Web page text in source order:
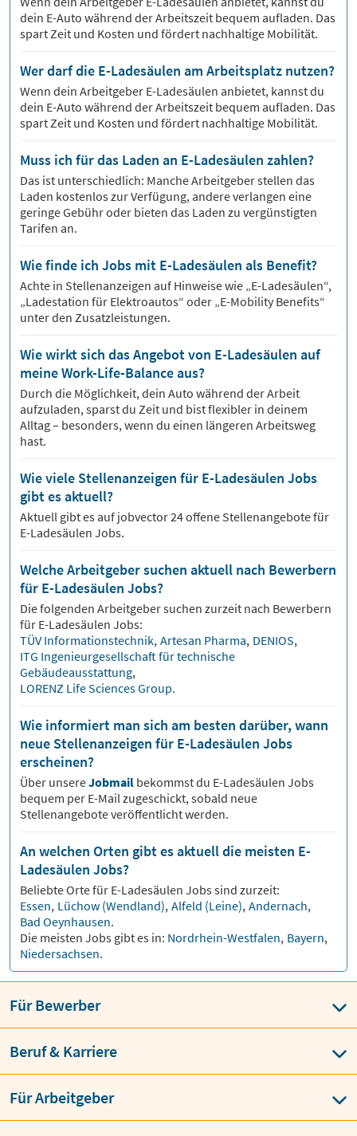
dein E-Auto während der Arbeitszeit bequem aufladen. Das
spart Zeit und Kosten und fördert nachhaltige Mobilität.
Wer darf die E-Ladesäulen am Arbeitsplatz nutzen?
Wenn dein Arbeitgeber E-Ladesäulen anbietet, kannst du
dein E-Auto während der Arbeitszeit bequem aufladen. Das
spart Zeit und Kosten und fördert nachhaltige Mobilität.
Muss ich für das Laden an E-Ladesäulen zahlen?
Das ist unterschiedlich: Manche Arbeitgeber stellen das
Laden kostenlos zur Verfügung, andere verlangen eine
geringe Gebühr oder bieten das Laden zu vergünstigten
Tarifen an.
Wie finde ich Jobs mit E-Ladesäulen als Benefit?
Achte in Stellenanzeigen auf Hinweise wie „E-Ladesäulen“,
„Ladestation für Elektroautos“ oder „E-Mobility Benefits“
unter den Zusatzleistungen.
Wie wirkt sich das Angebot von E-Ladesäulen auf
meine Work-Life-Balance aus?
Durch die Möglichkeit, dein Auto während der Arbeit
aufzuladen, sparst du Zeit und bist flexibler in deinem
Alltag – besonders, wenn du einen längeren Arbeitsweg
hast.
Wie viele Stellenanzeigen für E-Ladesäulen Jobs
gibt es aktuell?
Aktuell gibt es auf jobvector24offene Stellenangebote für
E-Ladesäulen Jobs.
Welche Arbeitgeber suchen aktuell nach Bewerbern
für E-Ladesäulen Jobs?
Die folgenden Arbeitgeber suchen zurzeit nach Bewerbern
für E-Ladesäulen Jobs:
TÜV Informationstechnik, Artesan Pharma, DENIOS,
ITG Ingenieurgesellschaft für technische
Gebäudeausstattung,
LORENZ Life Sciences Group.
Wie informiert man sich am besten darüber, wann
neue Stellenanzeigen für E-Ladesäulen Jobs
erscheinen?
Über unsereJobmail bekommst du E-Ladesäulen Jobs
bequem per E-Mail zugeschickt, sobald neue
Stellenangebote veröffentlicht werden.
An welchen Orten gibt es aktuell die meisten E-
Ladesäulen Jobs?
Beliebte Orte für E-Ladesäulen Jobs sind zurzeit:
Essen, Lüchow (Wendland), Alfeld (Leine), Andernach,
Bad Oeynhausen.
Die meisten Jobs gibt es in: Nordrhein-Westfalen, Bayern,
Niedersachsen.
Für Bewerber
Beruf & Karriere
Für Arbeitgeber